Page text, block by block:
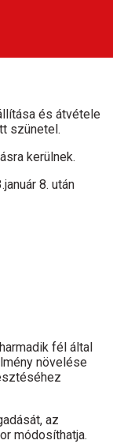
és átvétele
szünetel.
kerülnek.
8. után
fél által
növelése
az
módosíthatja.